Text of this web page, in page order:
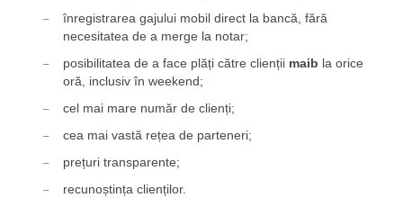
înregistrarea gajului mobil direct la bancă, fără
necesitatea de a merge la notar;
posibilitatea de a face plăți către clienții maib la orice
oră, inclusiv în weekend;
cel mai mare număr de clienți;
cea mai vastă rețea de parteneri;
prețuri transparente;
recunoștința clienților.